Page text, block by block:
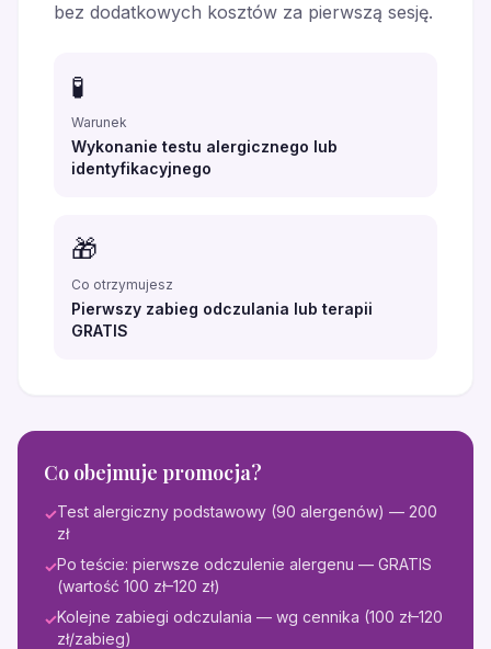
bez dodatkowych kosztów za pierwszą sesję.
🧪
Warunek
Wykonanie testu alergicznego lub
identyfikacyjnego
🎁
Co otrzymujesz
Pierwszy zabieg odczulania lub terapii
GRATIS
Co obejmuje promocja?
✓Test alergiczny podstawowy (90 alergenów) — 200
zł
✓Po teście: pierwsze odczulenie alergenu — GRATIS
(wartość 100 zł–120 zł)
✓Kolejne zabiegi odczulania — wg cennika (100 zł–120
zł/zabieg)